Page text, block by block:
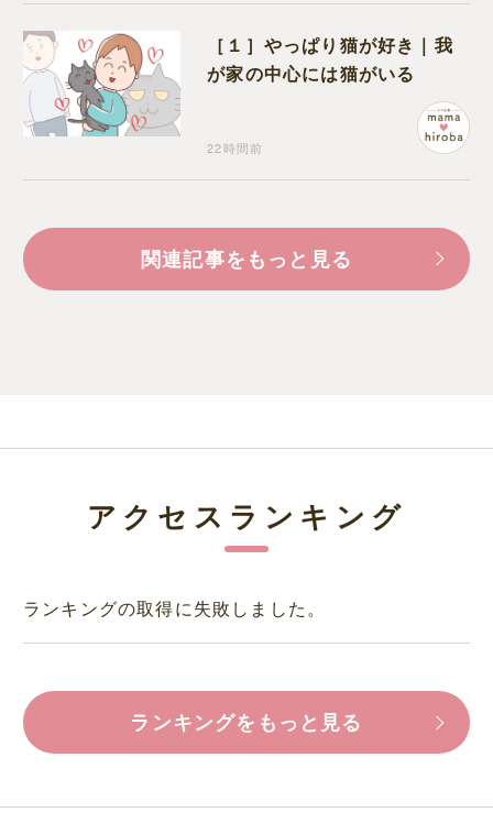
［１］やっぱり猫が好き｜我
が家の中心には猫がいる
22時間前
関連記事をもっと見る
アクセスランキング
ランキングの取得に失敗しました。
ランキングをもっと見る